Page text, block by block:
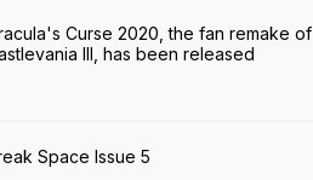
Curse 2020, the fan remake of
III, has been released
Space Issue 5